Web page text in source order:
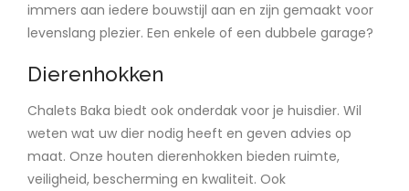
immers aan iedere bouwstijl aan en zijn gemaakt voor
levenslang plezier. Een enkele of een dubbele garage?
Dierenhokken
Chalets Baka biedt ook onderdak voor je huisdier. Wil
weten wat uw dier nodig heeft en geven advies op
maat. Onze houten dierenhokken bieden ruimte,
veiligheid, bescherming en kwaliteit. Ook